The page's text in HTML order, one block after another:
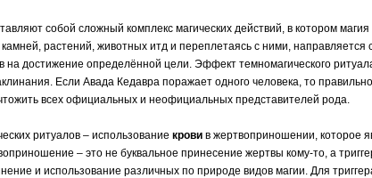
собой сложный комплекс магических действий, в котором
камней, растений, животных итд и переплетаясь с ними,
на достижение определённой цели. Эффект темномагического
Если Авада Кедавра поражает одного человека, то
всех официальных и неофициальных представителей рода.
ритуалов – использование крови в жертвоприношении, которое
– это не буквальное принесение жертвы кому-то, а
и использование различных по природе видов магии. Для